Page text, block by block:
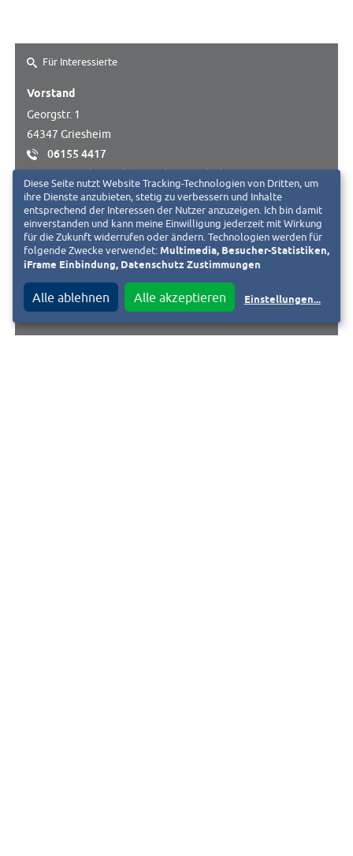
Für Interessierte
Vorstand
Georgstr. 1
64347 Griesheim
06155 4417
Informationen über regelmäßige Spieleabende und weitere
Veranstaltungen finden Sie auf unseren Webseiten.
Zum Spielefest \"Darmstadt spielt\" http://www.darmstadt-
spielt.de
Diese Seite nutzt Website Tracking-Technologien von Dritten, um
ihre Dienste anzubieten, stetig zu verbessern und Inhalte
entsprechend der Interessen der Nutzer anzuzeigen. Ich bin damit
einverstanden und kann meine Einwilligung jederzeit mit Wirkung
für die Zukunft widerrufen oder ändern. Technologien werden für
folgende Zwecke verwendet: Multimedia, Besucher-Statistiken,
iFrame Einbindung, Datenschutz Zustimmungen
Alle ablehnen Alle akzeptieren Einstellungen...